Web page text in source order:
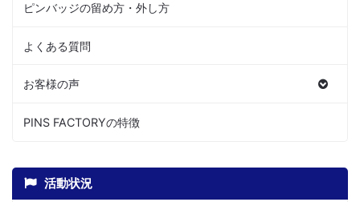
ピンバッジの留め方・外し方
よくある質問
お客様の声
PINS FACTORYの特徴
活動状況